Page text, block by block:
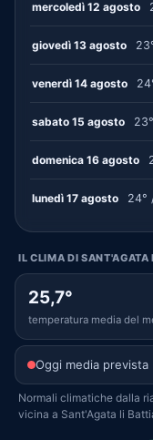
mercoledì 12 agosto
giovedì 13 agosto
venerdì 14 agosto
sabato 15 agosto
domenica 16 agosto
lunedì 17 agosto 24°
IL CLIMA DI SANT'AGATA
25,7°
temperatura media del
Oggi media prevista
Normali climatiche dalla
vicina a Sant'Agata li